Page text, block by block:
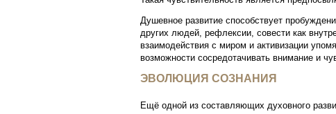
Душевное развитие способствует
других людей, рефлексии, совести как
взаимодействия с миром и активизации
возможности сосредотачивать внимание и
ЭВОЛЮЦИЯ СОЗНАНИЯ
Ещё одной из составляющих духовного